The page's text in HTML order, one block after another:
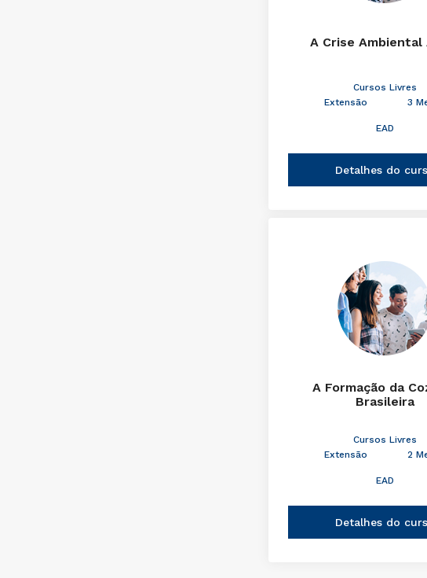
A Crise Ambiental
Cursos Livres
Extensão
3
EAD
Detalhes do
A Formação da
Brasileira
Cursos Livres
Extensão
2
EAD
Detalhes do